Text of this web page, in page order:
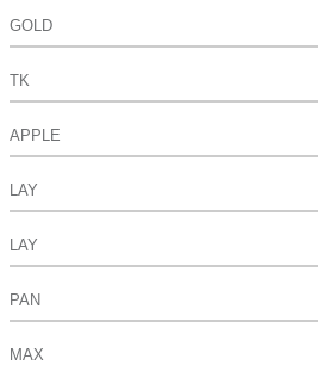
GOLD
TK
APPLE
LAY
LAY
PAN
MAX